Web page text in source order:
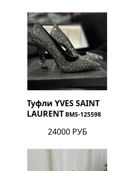
Туфли YVES SAINT
LAURENT BMS-125598
24000 РУБ